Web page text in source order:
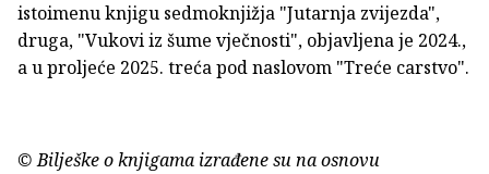
istoimenu knjigu sedmoknjižja "Jutarnja zvijezda",
druga, "Vukovi iz šume vječnosti", objavljena je 2024.,
a u proljeće 2025. treća pod naslovom "Treće carstvo".
© Bilješke o knjigama izrađene su na osnovu